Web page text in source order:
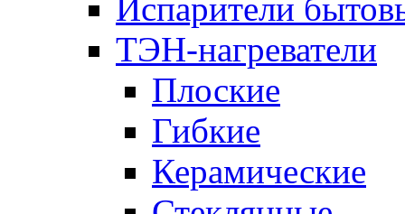
Испарители
ТЭН-нагреватели
Плоские
Гибкие
Керамические